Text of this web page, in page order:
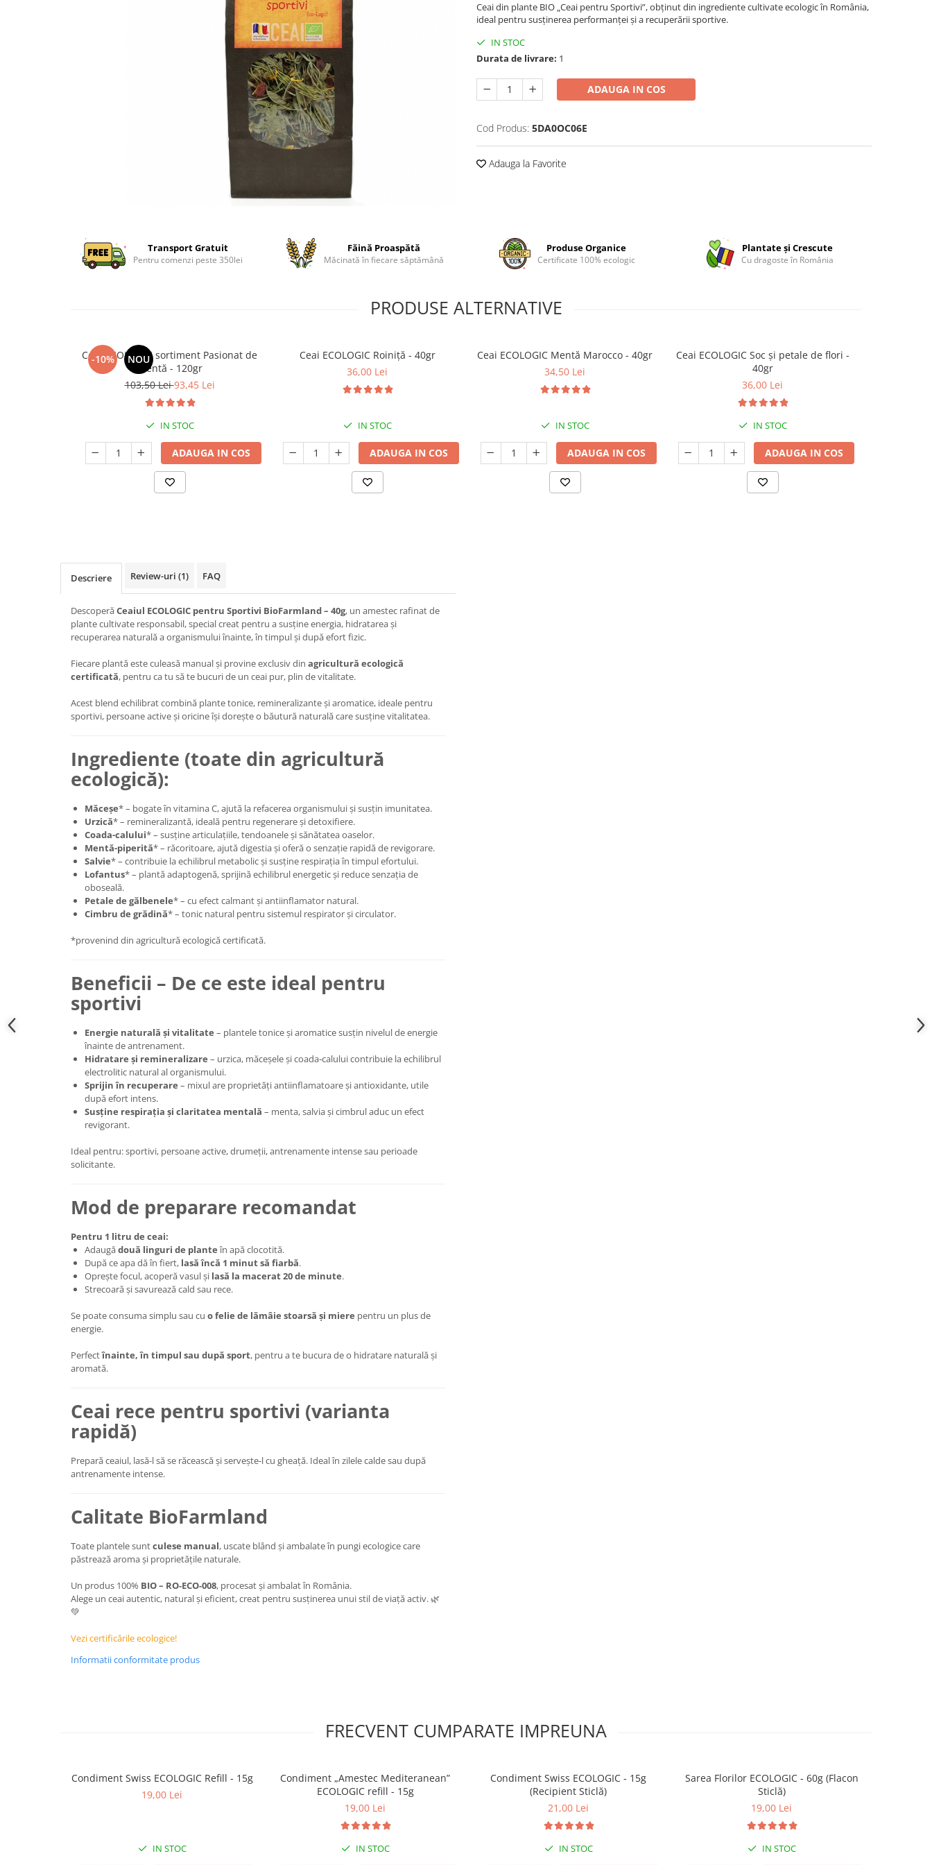
Ceai din plante BIO „Ceai pentru Sportivi”, obținut din ingrediente cultivate ecologic în România,
ideal pentru susținerea performanței și a recuperării sportive.
IN STOC
Durata de livrare: 1
ADAUGA IN COS
Cod Produs: 5DA0OC06E
Adauga la Favorite
Transport Gratuit
Pentru comenzi peste 350lei
Făină Proaspătă
Măcinată în fiecare săptămână
Produse Organice
Certificate 100% ecologic
Plantate și Crescute
Cu dragoste în România
PRODUSE ALTERNATIVE
-10% NOU
Ceai ECOLOGIC sortiment Pasionat de
mentă - 120gr
103,50 Lei93,45 Lei
IN STOC
ADAUGA IN COS
Ceai ECOLOGIC Roiniță - 40gr
36,00 Lei
IN STOC
ADAUGA IN COS
Ceai ECOLOGIC Mentă Marocco - 40gr
34,50 Lei
IN STOC
ADAUGA IN COS
Ceai ECOLOGIC Soc și petale de flori -
40gr
36,00 Lei
IN STOC
ADAUGA IN COS
Descriere Review-uri (1) FAQ
DescoperăCeaiul ECOLOGIC pentru Sportivi BioFarmland – 40g, un amestec rafinat de
plante cultivate responsabil, special creat pentru a susține energia, hidratarea și
recuperarea naturală a organismului înainte, în timpul și după efort fizic.
Fiecare plantă este culeasă manual și provine exclusiv din agricultură ecologică
certificată, pentru ca tu să te bucuri de un ceai pur, plin de vitalitate.
Acest blend echilibrat combină plante tonice, remineralizante și aromatice, ideale pentru
sportivi, persoane active și oricine își dorește o băutură naturală care susține vitalitatea.
Ingrediente (toate din agricultură
ecologică):
Măceșe* – bogate în vitamina C, ajută la refacerea organismului și susțin imunitatea.
Urzică* – remineralizantă, ideală pentru regenerare și detoxifiere.
Coada-calului* – susține articulațiile, tendoanele și sănătatea oaselor.
Mentă-piperită* – răcoritoare, ajută digestia și oferă o senzație rapidă de revigorare.
Salvie* – contribuie la echilibrul metabolic și susține respirația în timpul efortului.
Lofantus* – plantă adaptogenă, sprijină echilibrul energetic și reduce senzația de
oboseală.
Petale de gălbenele* – cu efect calmant și antiinflamator natural.
Cimbru de grădină* – tonic natural pentru sistemul respirator și circulator.
*provenind din agricultură ecologică certificată.
Beneficii – De ce este ideal pentru
sportivi
Energie naturală și vitalitate – plantele tonice și aromatice susțin nivelul de energie
înainte de antrenament.
Hidratare și remineralizare – urzica, măceșele și coada‑calului contribuie la echilibrul
electrolitic natural al organismului.
Sprijin în recuperare – mixul are proprietăți antiinflamatoare și antioxidante, utile
după efort intens.
Susține respirația și claritatea mentală – menta, salvia și cimbrul aduc un efect
revigorant.
Ideal pentru: sportivi, persoane active, drumeții, antrenamente intense sau perioade
solicitante.
Mod de preparare recomandat
Pentru 1 litru de ceai:
Adaugădouă linguri de planteîn apă clocotită.
După ce apa dă în fiert, lasă încă 1 minut să fiarbă.
Oprește focul, acoperă vasul și lasă la macerat 20 de minute.
Strecoară și savurează cald sau rece.
Se poate consuma simplu sau cu o felie de lămâie stoarsă și miere pentru un plus de
energie.
Perfectînainte, în timpul sau după sport, pentru a te bucura de o hidratare naturală și
aromată.
Ceai rece pentru sportivi (varianta
rapidă)
Prepară ceaiul, lasă-l să se răcească și servește-l cu gheață. Ideal în zilele calde sau după
antrenamente intense.
Calitate BioFarmland
Toate plantele suntculese manual, uscate blând și ambalate în pungi ecologice care
păstrează aroma și proprietățile naturale.
Un produs 100% BIO – RO‑ECO‑008, procesat și ambalat în România.
Alege un ceai autentic, natural și eficient, creat pentru susținerea unui stil de viață activ. 🌿
💚
Vezi certificările ecologice!
Informatii conformitate produs
FRECVENT CUMPARATE IMPREUNA
Condiment Swiss ECOLOGIC Refill - 15g
19,00 Lei
IN STOC
Condiment „Amestec Mediteranean”
ECOLOGIC refill - 15g
19,00 Lei
IN STOC
Condiment Swiss ECOLOGIC - 15g
(Recipient Sticlă)
21,00 Lei
IN STOC
Sarea Florilor ECOLOGIC - 60g (Flacon
Sticlă)
19,00 Lei
IN STOC